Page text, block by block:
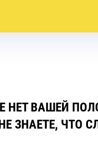
НЕТ ВАШЕЙ
ЗНАЕТЕ, ЧТО